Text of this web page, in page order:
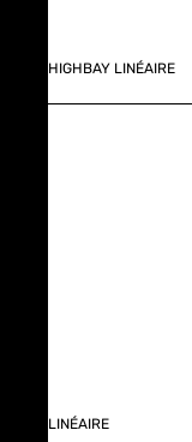
HIGHBAY LINÉAIRE
LINÉAIRE